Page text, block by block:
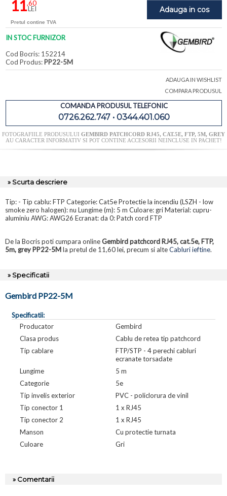
Adauga in cos
11,60
LEI
Pretul contine TVA
IN STOC FURNIZOR
Cod Bocris: 152214
Cod Produs: PP22-5M
ADAUGA IN WISHLIST
COMPARA PRODUSUL
COMANDA PRODUSUL TELEFONIC
0726.262.747 • 0344.401.060
FOTOGRAFIILE PRODUSULUI GEMBIRD PATCHCORD RJ45, CAT.5E, FTP, 5M, GREY
AU CARACTER INFORMATIV SI POT CONTINE ACCESORII NEINCLUSE IN PACHET!
» Scurta descriere
Tip: - Tip cablu: FTP Categorie: Cat5e Protectie la incendiu (LSZH - low
smoke zero halogen): nu Lungime (m): 5 m Culoare: gri Material: cupru-
aluminiu AWG: AWG26 Ecranat: da 0: Patch cord FTP
De la Bocris poti cumpara onlineGembird patchcord RJ45, cat.5e, FTP,
5m, grey PP22-5Mla pretul de 11,60 lei, precum si alteCabluri ieftine.
» Specificatii
Gembird PP22-5M
Specificatii:
Producator
Gembird
Clasa produs
Cablu de retea tip patchcord
Tip cablare
FTP/STP - 4 perechi cabluri
ecranate torsadate
Lungime
5 m
Categorie
5e
Tip invelis exterior
PVC - policlorura de vinil
Tip conector 1
1 x RJ45
Tip conector 2
1 x RJ45
Manson
Cu protectie turnata
Culoare
Gri
» Comentarii